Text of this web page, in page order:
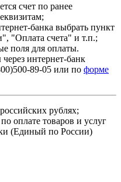
счет по ранее
банка выбрать пункт
"Оплата счета" и т.п.;
поля для оплаты.
интернет-банк
89-05 или по форме
рублях;
оплате товаров и услуг
(Единый по России)